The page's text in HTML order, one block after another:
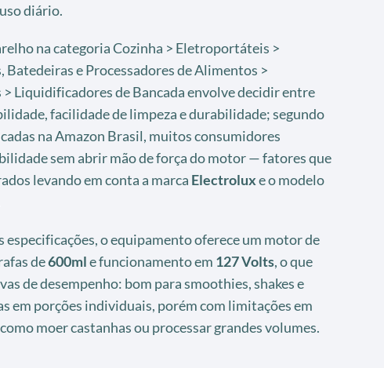
diário.
na categoria Cozinha > Eletroportáteis >
e Processadores de Alimentos >
Liquidificadores de Bancada envolve decidir entre
facilidade de limpeza e durabilidade; segundo
na Amazon Brasil, muitos consumidores
sem abrir mão de força do motor — fatores que
levando em conta a marca Electroluxe o modelo
especificações, o equipamento oferece um motor de
de600mle funcionamento em 127 Volts, o que
de desempenho: bom para smoothies, shakes e
em porções individuais, porém com limitações em
moer castanhas ou processar grandes volumes.